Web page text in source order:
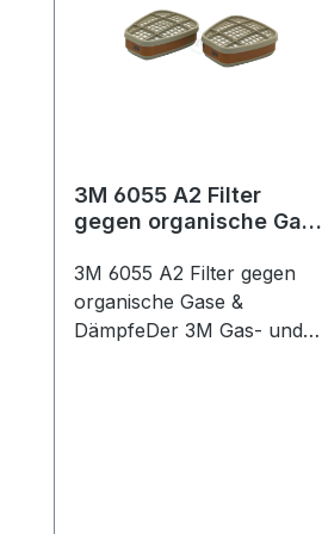
3M 6055 A2 Filter
gegen organische Gase
3M 6055 A2 Filter gegen
organische Gase &
DämpfeDer 3M Gas- und